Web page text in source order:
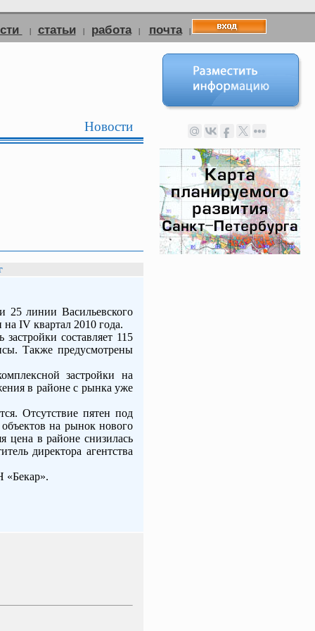
| статьи | работа | почта |
Новости
25 линии Васильевского
на IV квартал 2010 года.
составляет 115
Также предусмотрены
застройки на
в районе с рынка уже
Отсутствие пятен под
на рынок нового
цена в районе снизилась
директора агентства
«Бекар».